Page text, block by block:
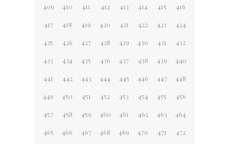
409 410 411 412 413 414 415 416
417 418 419 420 421 422 423 424
425 426 427 428 429 430 431 432
433 434 435 436 437 438 439 440
441 442 443 444 445 446 447 448
449 450 451 452 453 454 455 456
457 458 459 460 461 462 463 464
465 466 467 468 469 470 471 472